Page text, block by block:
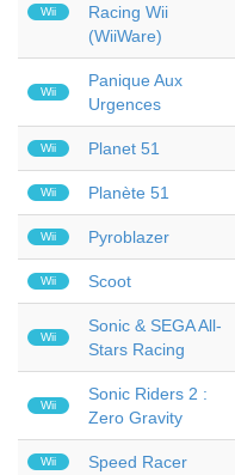
Wii
Racing Wii
(WiiWare)
Wii
Panique Aux
Urgences
Wii Planet 51
Wii Planète 51
Wii Pyroblazer
Wii Scoot
Wii
Sonic & SEGA All-
Stars Racing
Wii
Sonic Riders 2 :
Zero Gravity
Wii Speed Racer